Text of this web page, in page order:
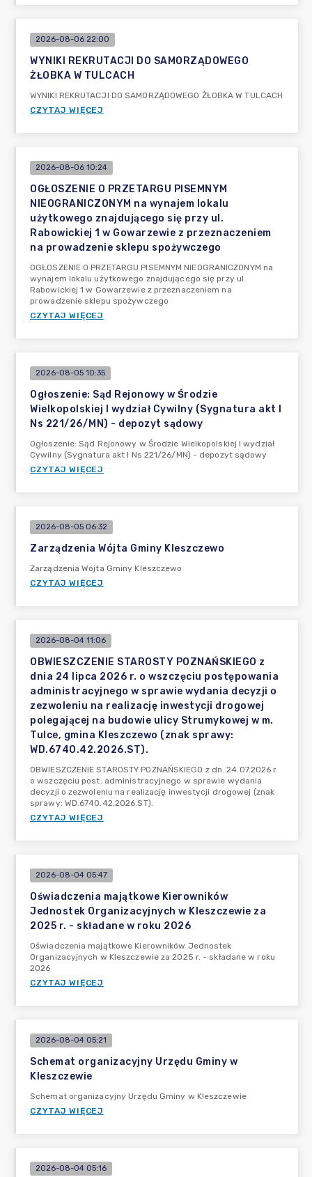
2026-08-06 22:00
WYNIKI REKRUTACJI DO SAMORZĄDOWEGO
ŻŁOBKA W TULCACH
WYNIKI REKRUTACJI DO SAMORZĄDOWEGO ŻŁOBKA W TULCACH
CZYTAJ WIĘCEJ
2026-08-06 10:24
OGŁOSZENIE O PRZETARGU PISEMNYM
NIEOGRANICZONYM na wynajem lokalu
użytkowego znajdującego się przy ul.
Rabowickiej 1 w Gowarzewie z przeznaczeniem
na prowadzenie sklepu spożywczego
OGŁOSZENIE O PRZETARGU PISEMNYM NIEOGRANICZONYM na
wynajem lokalu użytkowego znajdującego się przy ul.
Rabowickiej 1 w Gowarzewie z przeznaczeniem na
prowadzenie sklepu spożywczego
CZYTAJ WIĘCEJ
2026-08-05 10:35
Ogłoszenie: Sąd Rejonowy w Środzie
Wielkopolskiej I wydział Cywilny (Sygnatura akt I
Ns 221/26/MN) - depozyt sądowy
Ogłoszenie: Sąd Rejonowy w Środzie Wielkopolskiej I wydział
Cywilny (Sygnatura akt I Ns 221/26/MN) - depozyt sądowy
CZYTAJ WIĘCEJ
2026-08-05 06:32
Zarządzenia Wójta Gminy Kleszczewo
Zarządzenia Wójta Gminy Kleszczewo
CZYTAJ WIĘCEJ
2026-08-04 11:06
OBWIESZCZENIE STAROSTY POZNAŃSKIEGO z
dnia 24 lipca 2026 r. o wszczęciu postępowania
administracyjnego w sprawie wydania decyzji o
zezwoleniu na realizację inwestycji drogowej
polegającej na budowie ulicy Strumykowej w m.
Tulce, gmina Kleszczewo (znak sprawy:
WD.6740.42.2026.ST).
OBWIESZCZENIE STAROSTY POZNAŃSKIEGO z dn. 24.07.2026 r.
o wszczęciu post. administracyjnego w sprawie wydania
decyzji o zezwoleniu na realizację inwestycji drogowej (znak
sprawy: WD.6740.42.2026.ST).
CZYTAJ WIĘCEJ
2026-08-04 05:47
Oświadczenia majątkowe Kierowników
Jednostek Organizacyjnych w Kleszczewie za
2025 r. - składane w roku 2026
Oświadczenia majątkowe Kierowników Jednostek
Organizacyjnych w Kleszczewie za 2025 r. - składane w roku
2026
CZYTAJ WIĘCEJ
2026-08-04 05:21
Schemat organizacyjny Urzędu Gminy w
Kleszczewie
Schemat organizacyjny Urzędu Gminy w Kleszczewie
CZYTAJ WIĘCEJ
2026-08-04 05:16